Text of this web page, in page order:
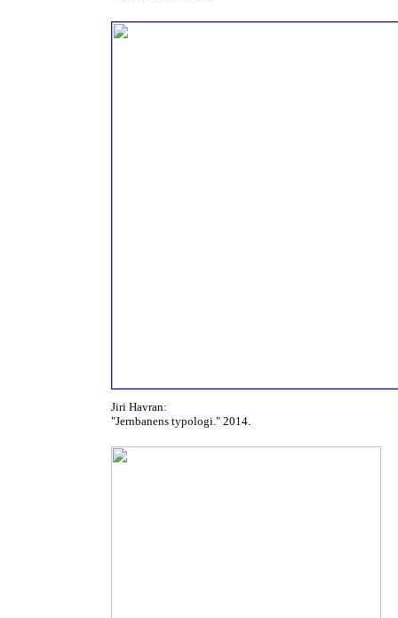
Jiri Havran:
"Jernbanens typologi." 2014.